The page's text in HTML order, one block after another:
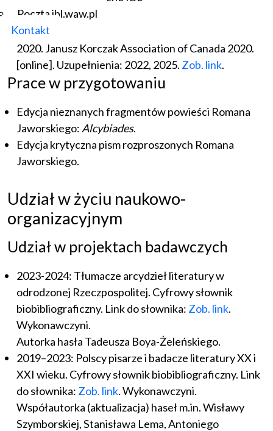
Poczta ibl.waw.pl
Kontakt
Janusz Korczak Bibliography: English Sources 2012–
2020. Janusz Korczak Association of Canada 2020.
[online]. Uzupełnienia: 2022, 2025. Zob. link.
Prace w przygotowaniu
Edycja nieznanych fragmentów powieści Romana
Jaworskiego: Alcybiades.
Edycja krytyczna pism rozproszonych Romana
Jaworskiego.
Udział w życiu naukowo-
organizacyjnym
Udział w projektach badawczych
2023-2024: Tłumacze arcydzieł literatury w
odrodzonej Rzeczpospolitej. Cyfrowy słownik
biobibliograficzny. Link do słownika: Zob. link.
Wykonawczyni.
Autorka hasła Tadeusza Boya-Żeleńskiego.
2019–2023: Polscy pisarze i badacze literatury XX i
XXI wieku. Cyfrowy słownik biobibliograficzny. Link
do słownika: Zob. link. Wykonawczyni.
Współautorka (aktualizacja) haseł m.in. Wisławy
Szymborskiej, Stanisława Lema, Antoniego